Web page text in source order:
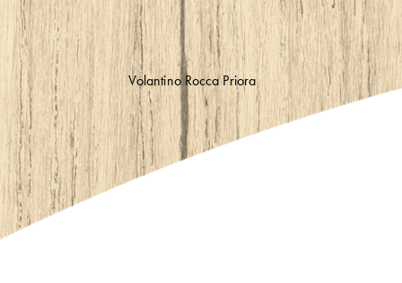
Volantino Rocca Priora